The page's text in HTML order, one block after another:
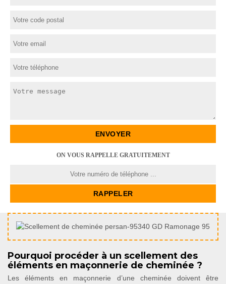
ON VOUS RAPPELLE GRATUITEMENT
Pourquoi procéder à un scellement des
éléments en maçonnerie de cheminée ?
Les éléments en maçonnerie d’une cheminée doivent être